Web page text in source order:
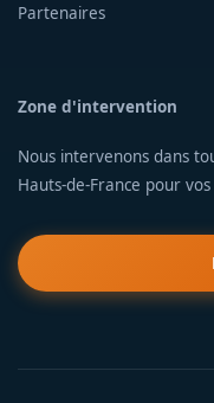
Partenaires
Zone d'intervention
Nous intervenons dans
Hauts-de-France pour